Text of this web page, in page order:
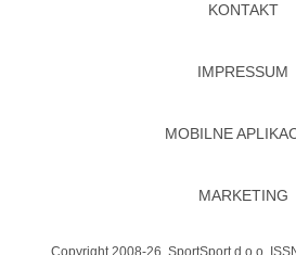
KONTAKT
IMPRESSUM
MOBILNE
MARKETING